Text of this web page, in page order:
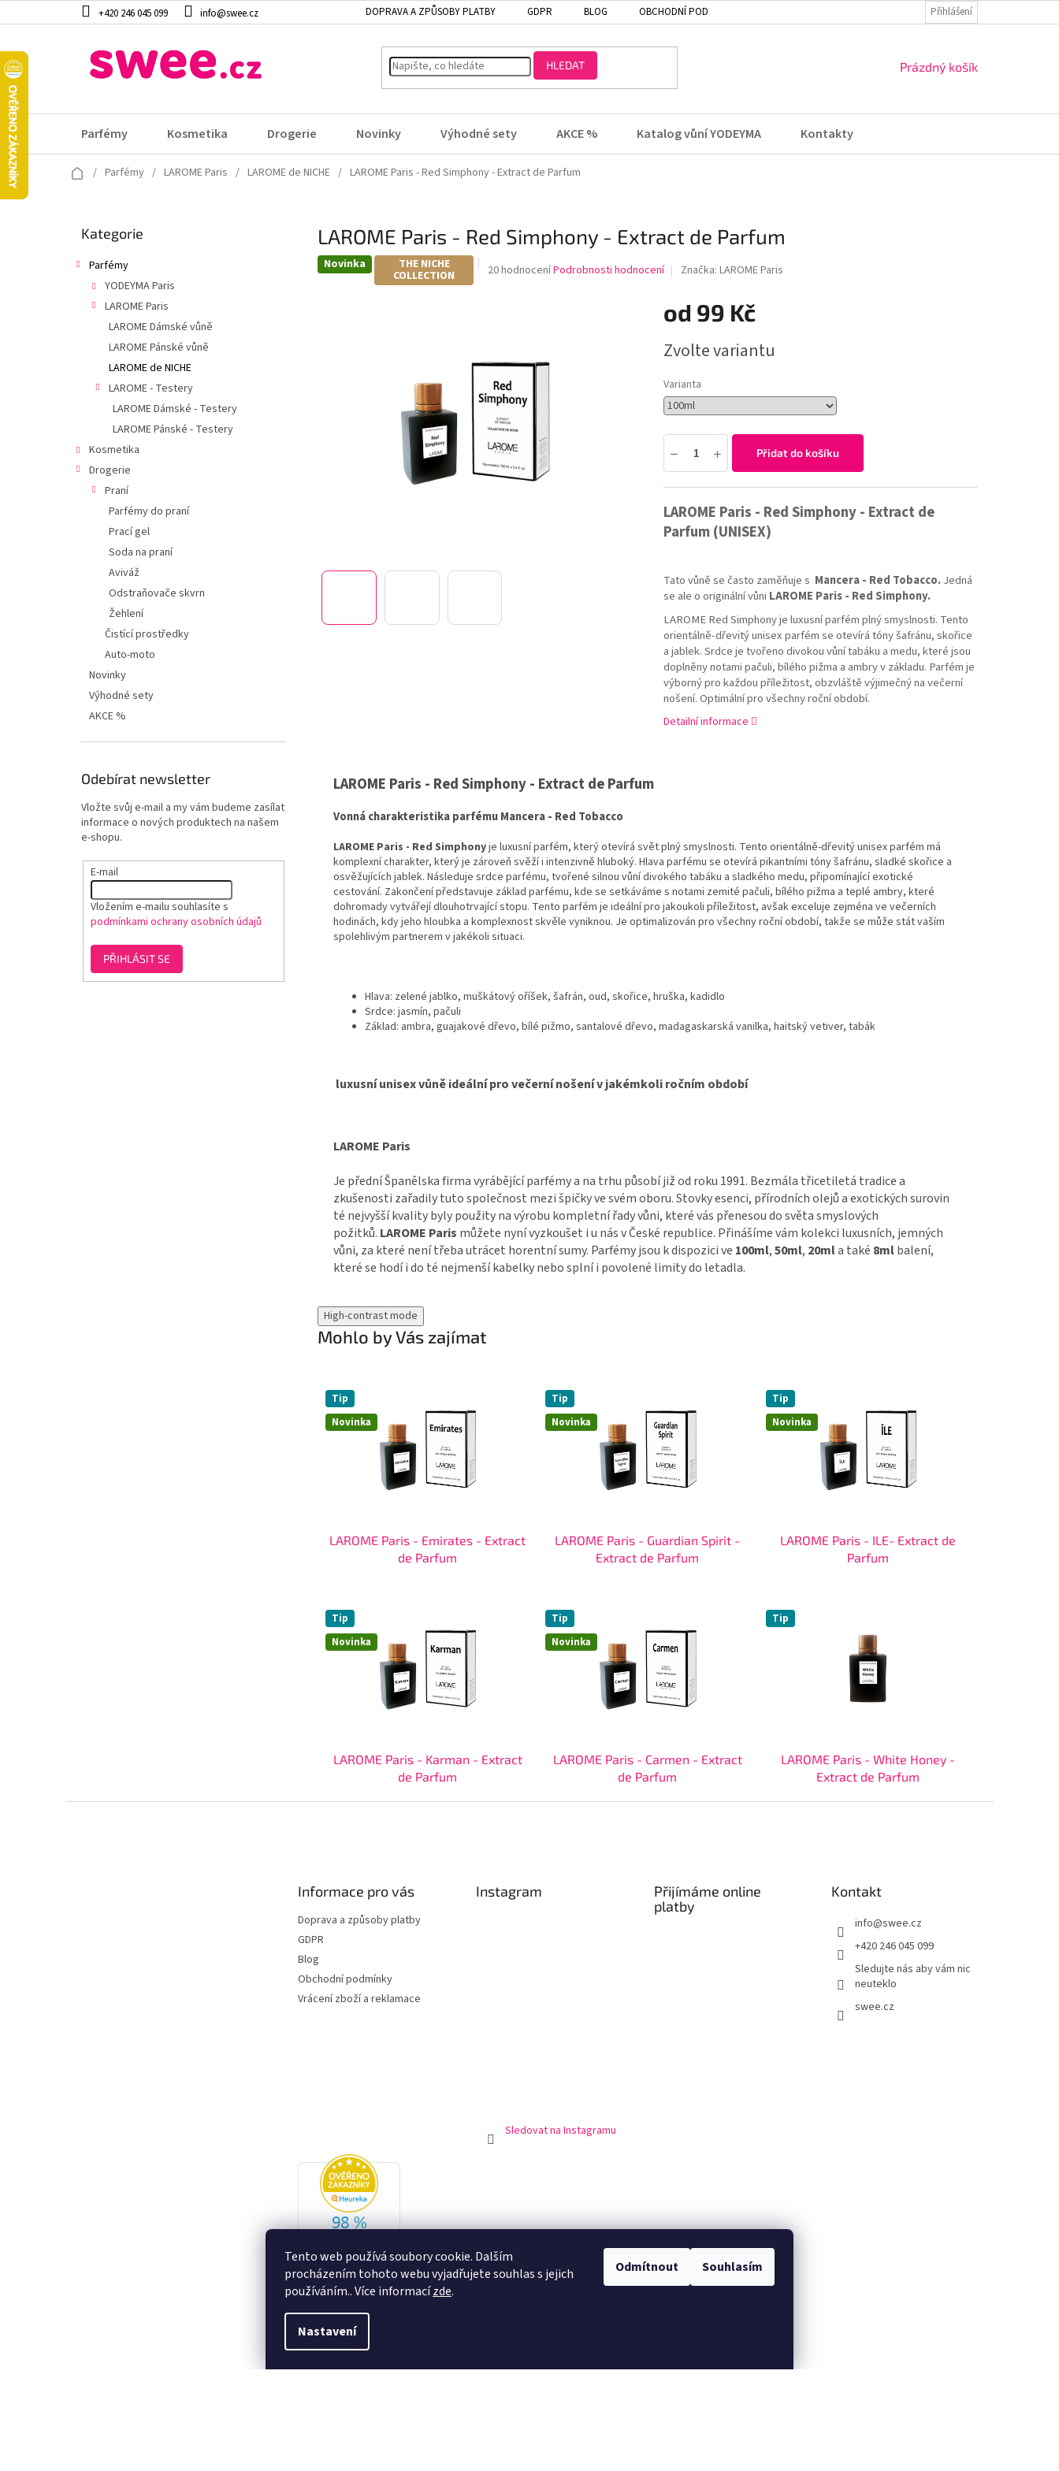
Tento web používá soubory cookie. Dalším
procházením tohoto webu vyjadřujete souhlas s jejich
používáním.. Více informacízde.
Nastavení
Odmítnout Souhlasím
na
+420 246 045 099 info@swee.cz DOPRAVA A ZPŮSOBY PLATBY GDPR BLOG OBCHODNÍ PODMÍNKY Přihlášení
HLEDAT
NÁKUPNÍ
Prázdný košík
Parfémy Kosmetika Drogerie Novinky Výhodné sety AKCE % Katalog vůní YODEYMA Kontakty
Domů
/ Parfémy / LAROME Paris / LAROME de NICHE / LAROME Paris - Red Simphony - Extract de Parfum
Přeskočit
Kategorie
Parfémy
YODEYMA Paris
LAROME Paris
LAROME Dámské vůně
LAROME Pánské vůně
LAROME de NICHE
LAROME - Testery
LAROME Dámské - Testery
LAROME Pánské - Testery
Kosmetika
Drogerie
Praní
Parfémy do praní
Prací gel
Soda na praní
Aviváž
Odstraňovače skvrn
Žehlení
Čistící prostředky
Auto-moto
Novinky
Výhodné sety
AKCE %
Odebírat newsletter
Vložte svůj e-mail a my vám budeme zasílat
informace o nových produktech na našem
e-shopu.
E-mail
Vložením e-mailu souhlasíte s
podmínkami ochrany osobních údajů
PŘIHLÁSIT SE
LAROME Paris - Red Simphony - Extract de Parfum
Novinka THE NICHE
COLLECTION
Průměrné
5
20 hodnoceníPodrobnosti hodnocení Značka: LAROME Paris
od 99 Kč
Zvolte variantu
Varianta
Přidat do košíku
LAROME Paris - Red Simphony - Extract de
Parfum (UNISEX)
Tato vůně se často zaměňuje s Mancera - Red Tobacco.Jedná
se ale o originální vůni LAROME Paris - Red Simphony.
LAROME Red Simphony je luxusní parfém plný smyslnosti. Tento
orientálně-dřevitý unisex parfém se otevírá tóny šafránu, skořice
a jablek. Srdce je tvořeno divokou vůní tabáku a medu, které jsou
doplněny notami pačuli, bílého pižma a ambry v základu. Parfém je
výborný pro každou příležitost, obzvláště výjimečný na večerní
nošení. Optimální pro všechny roční období.
Detailní informace
LAROME Paris - Red Simphony - Extract de Parfum
Vonná charakteristika parfému Mancera - Red Tobacco
LAROME Paris - Red Simphonyje luxusní parfém, který otevírá svět plný smyslnosti. Tento orientálně-dřevitý unisex parfém má
komplexní charakter, který je zároveň svěží i intenzivně hluboký. Hlava parfému se otevírá pikantními tóny šafránu, sladké skořice a
osvěžujících jablek. Následuje srdce parfému, tvořené silnou vůní divokého tabáku a sladkého medu, připomínající exotické
cestování. Zakončení představuje základ parfému, kde se setkáváme s notami zemité pačuli, bílého pižma a teplé ambry, které
dohromady vytvářejí dlouhotrvající stopu. Tento parfém je ideální pro jakoukoli příležitost, avšak exceluje zejména ve večerních
hodinách, kdy jeho hloubka a komplexnost skvěle vyniknou. Je optimalizován pro všechny roční období, takže se může stát vaším
spolehlivým partnerem v jakékoli situaci.
Hlava: zelené jablko, muškátový oříšek, šafrán, oud, skořice, hruška, kadidlo
Srdce: jasmín, pačuli
Základ: ambra, guajakové dřevo, bílé pižmo, santalové dřevo, madagaskarská vanilka, haitský vetiver, tabák
luxusní unisex vůně ideální pro večerní nošení v jakémkoli ročním období
LAROME Paris
Je přední Španělska firma vyrábějící parfémy a na trhu působí již od roku 1991. Bezmála třicetiletá tradice a
zkušenosti zařadily tuto společnost mezi špičky ve svém oboru. Stovky esenci, přírodních olejů a exotických surovin
té nejvyšší kvality byly použity na výrobu kompletní řady vůni, které vás přenesou do světa smyslových
požitků. LAROME Paris můžete nyní vyzkoušet i u nás v České republice. Přinášíme vám kolekci luxusních, jemných
vůni, za které není třeba utrácet horentní sumy. Parfémy jsou k dispozici ve 100ml,50ml, 20mla také 8mlbalení,
které se hodí i do té nejmenší kabelky nebo splní i povolené limity do letadla.
High-contrast mode
Mohlo by Vás zajímat
Novinka
Tip
LAROME Paris - Emirates - Extract
de Parfum
Novinka
Tip
LAROME Paris - Guardian Spirit -
Extract de Parfum
Novinka
Tip
LAROME Paris - ILE- Extract de
Parfum
Novinka
Tip
LAROME Paris - Karman - Extract
de Parfum
Novinka
Tip
LAROME Paris - Carmen - Extract
de Parfum
Tip
LAROME Paris - White Honey -
Extract de Parfum
Informace pro vás
Doprava a způsoby platby
GDPR
Blog
Obchodní podmínky
Vrácení zboží a reklamace
Instagram
Sledovat na Instagramu
Přijímáme online
platby
Kontakt
info@swee.cz
+420 246 045 099
Sledujte nás aby vám nic
neuteklo
swee.cz